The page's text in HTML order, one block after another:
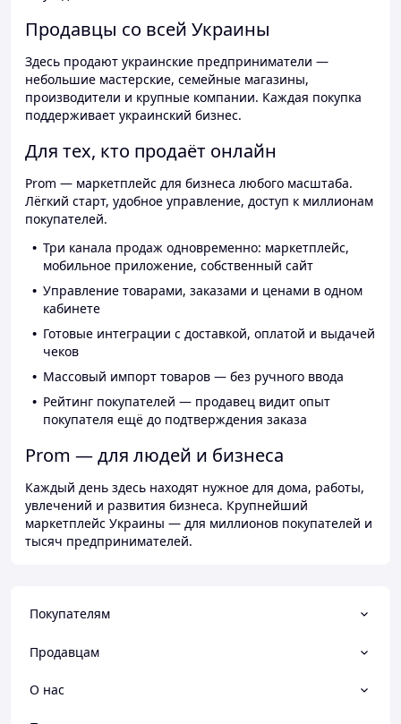
Продавцы со всей Украины
Здесь продают украинские предприниматели —
небольшие мастерские, семейные магазины,
производители и крупные компании. Каждая покупка
поддерживает украинский бизнес.
Для тех, кто продаёт онлайн
Prom — маркетплейс для бизнеса любого масштаба.
Лёгкий старт, удобное управление, доступ к миллионам
покупателей.
Три канала продаж одновременно: маркетплейс,
мобильное приложение, собственный сайт
Управление товарами, заказами и ценами в одном
кабинете
Готовые интеграции с доставкой, оплатой и выдачей
чеков
Массовый импорт товаров — без ручного ввода
Рейтинг покупателей — продавец видит опыт
покупателя ещё до подтверждения заказа
Prom — для людей и бизнеса
Каждый день здесь находят нужное для дома, работы,
увлечений и развития бизнеса. Крупнейший
маркетплейс Украины — для миллионов покупателей и
тысяч предпринимателей.
Покупателям
Продавцам
О нас